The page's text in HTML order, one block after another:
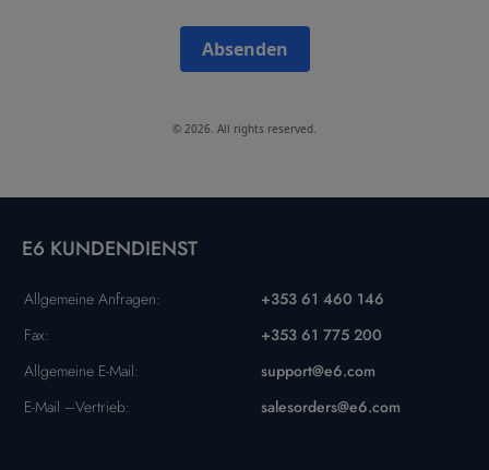
Absenden
© 2026. All rights reserved.
E6 KUNDENDIENST
Allgemeine Anfragen:
+353 61 460 146
Fax:
+353 61 775 200
Allgemeine E-Mail:
support@e6.com
E-Mail –Vertrieb:
salesorders@e6.com